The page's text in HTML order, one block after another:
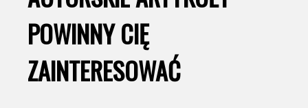
POWINNY CIĘ
ZAINTERESOWAĆ